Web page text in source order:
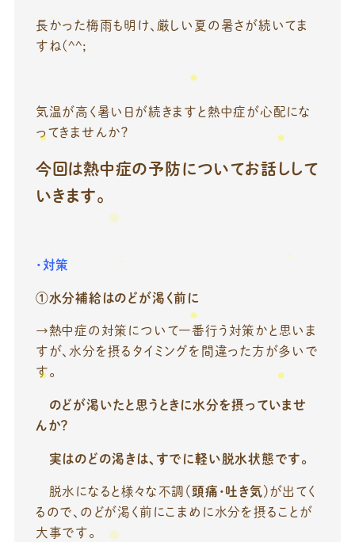
長かった梅雨も明け、厳しい夏の暑さが続いてま
すね(^^;
気温が高く暑い日が続きますと熱中症が心配にな
ってきませんか？
今回は熱中症の予防についてお話しして
いきます。
・対策
①水分補給はのどが渇く前に
→熱中症の対策について一番行う対策かと思いま
すが、水分を摂るタイミングを間違った方が多いで
す。
のどが渇いたと思うときに水分を摂っていませ
んか？
実はのどの渇きは、すでに軽い脱水状態です。
脱水になると様々な不調（ 頭痛・吐き気）が出てく
るので、のどが渇く前にこまめに水分を摂ることが
大事です。